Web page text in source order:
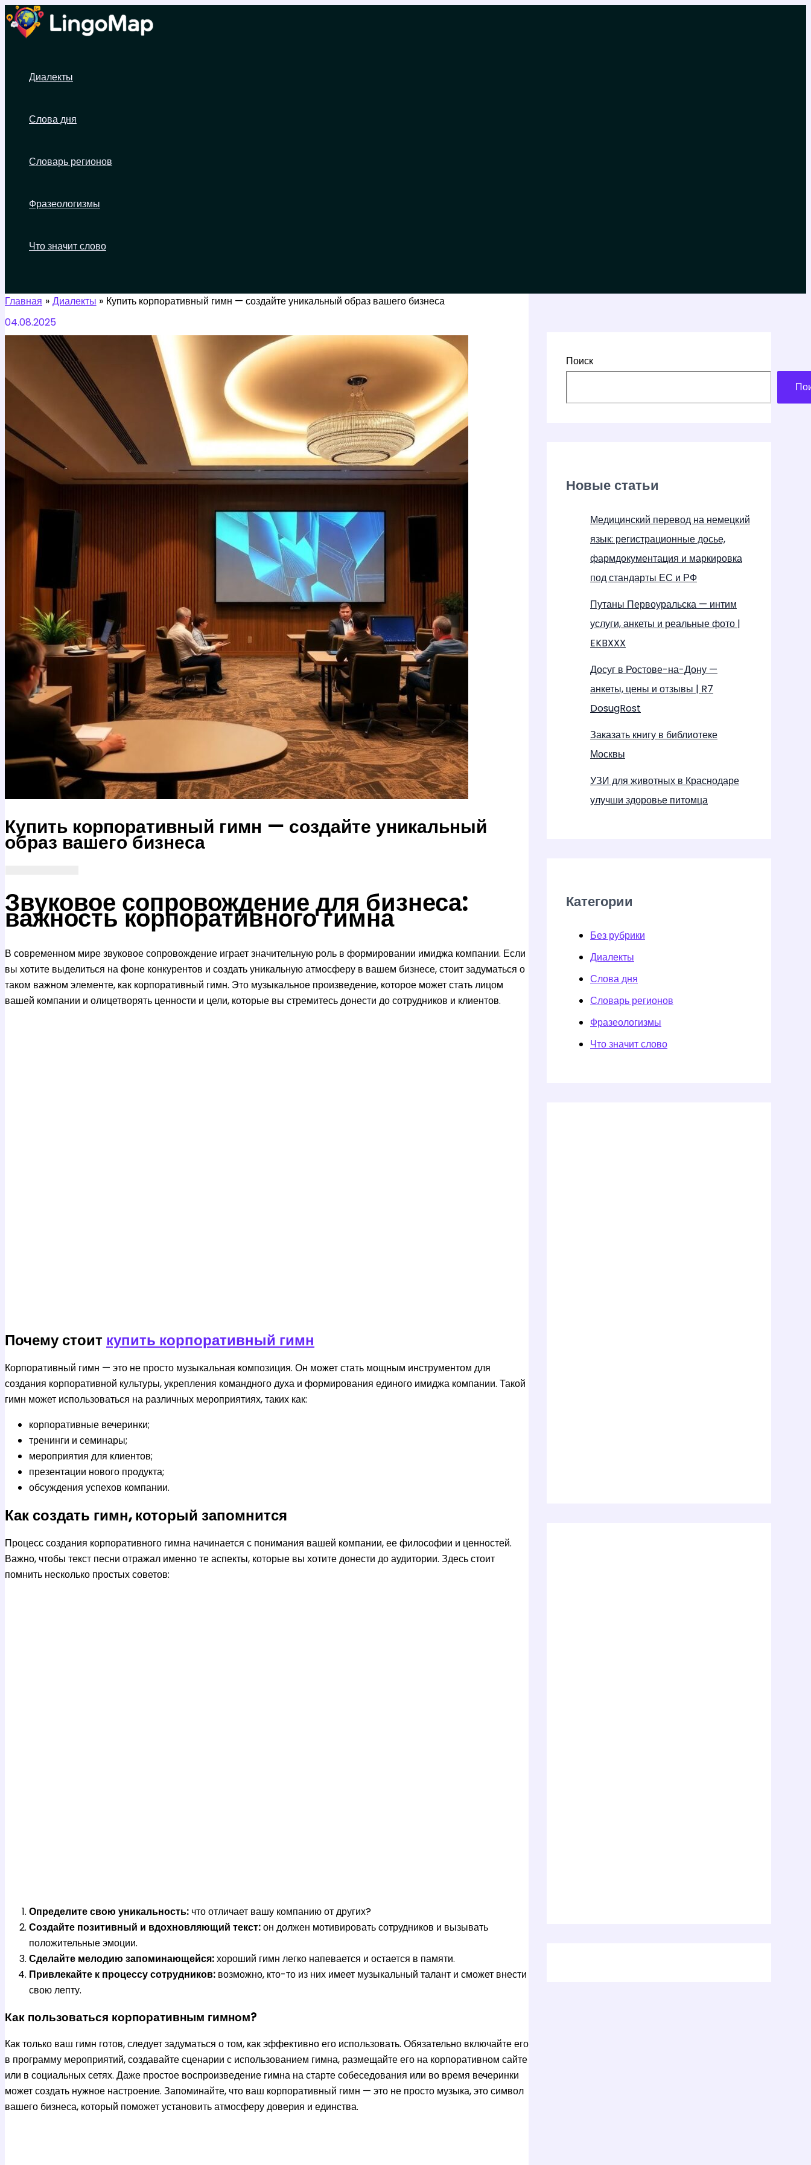
Перейти
содержимому
Диалекты
Слова дня
Словарь регионов
Фразеологизмы
Что значит слово
Главная Диалекты
Купить корпоративный гимн — создайте уникальный образ вашего бизнеса
04.08.2025
Купить корпоративный гимн — создайте уникальный
образ вашего бизнеса
Звуковое сопровождение для бизнеса:
важность корпоративного гимна
В современном мире звуковое сопровождение играет значительную роль в формировании имиджа компании. Если
вы хотите выделиться на фоне конкурентов и создать уникальную атмосферу в вашем бизнесе, стоит задуматься о
таком важном элементе, как корпоративный гимн. Это музыкальное произведение, которое может стать лицом
вашей компании и олицетворять ценности и цели, которые вы стремитесь донести до сотрудников и клиентов.
Почему стоит купить корпоративный гимн
Корпоративный гимн — это не просто музыкальная композиция. Он может стать мощным инструментом для
создания корпоративной культуры, укрепления командного духа и формирования единого имиджа компании. Такой
гимн может использоваться на различных мероприятиях, таких как:
корпоративные вечеринки;
тренинги и семинары;
мероприятия для клиентов;
презентации нового продукта;
обсуждения успехов компании.
Как создать гимн, который запомнится
Процесс создания корпоративного гимна начинается с понимания вашей компании, ее философии и ценностей.
Важно, чтобы текст песни отражал именно те аспекты, которые вы хотите донести до аудитории. Здесь стоит
помнить несколько простых советов:
Определите свою уникальность: что отличает вашу компанию от других?
Создайте позитивный и вдохновляющий текст:он должен мотивировать сотрудников и вызывать
положительные эмоции.
Сделайте мелодию запоминающейся:хороший гимн легко напевается и остается в памяти.
Привлекайте к процессу сотрудников: возможно, кто-то из них имеет музыкальный талант и сможет внести
свою лепту.
Как пользоваться корпоративным гимном?
Как только ваш гимн готов, следует задуматься о том, как эффективно его использовать. Обязательно включайте его
в программу мероприятий, создавайте сценарии с использованием гимна, размещайте его на корпоративном сайте
или в социальных сетях. Даже простое воспроизведение гимна на старте собеседования или во время вечеринки
может создать нужное настроение. Запоминайте, что ваш корпоративный гимн — это не просто музыка, это символ
вашего бизнеса, который поможет установить атмосферу доверия и единства.
Поиск
Новые статьи
Медицинский перевод на немецкий
язык: регистрационные досье,
фармдокументация и маркировка
под стандарты ЕС и РФ
Путаны Первоуральска — интим
услуги, анкеты и реальные фото |
EKBXXX
Досуг в Ростове-на-Дону —
анкеты, цены и отзывы | R7
DosugRost
Заказать книгу в библиотеке
Москвы
УЗИ для животных в Краснодаре
улучши здоровье питомца
Категории
Без рубрики
Диалекты
Слова дня
Словарь регионов
Фразеологизмы
Что значит слово